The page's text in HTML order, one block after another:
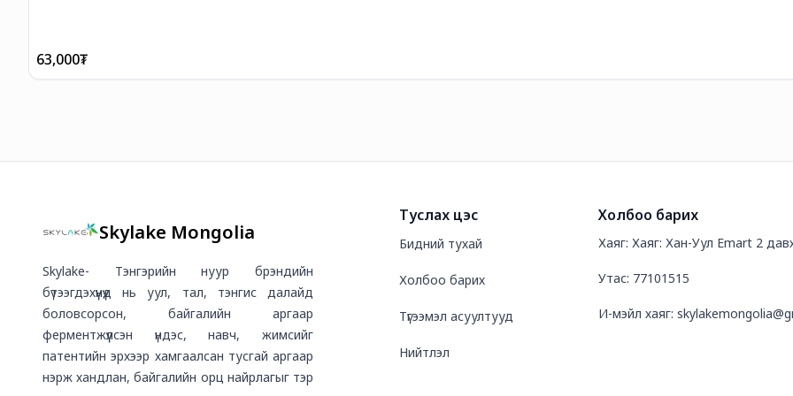
63,000₮
Skylake Mongolia
Skylake- Тэнгэрийн нуур брэндийн
бүтээгдэхүүнүүд нь уул, тал, тэнгис далайд
боловсорсон, байгалийн аргаар
ферментжүүлсэн үндэс, навч, жимсийг
патентийн эрхээр хамгаалсан тусгай аргаар
нэрж хандлан, байгалийн орц найрлагыг тэр
Туслах цэс
Бидний тухай
Холбоо барих
Түгээмэл асуултууд
Нийтлэл
Холбоо барих
Хаяг: Хаяг: Хан-Уул Emart 2
Утас: 77101515
И-мэйл хаяг: